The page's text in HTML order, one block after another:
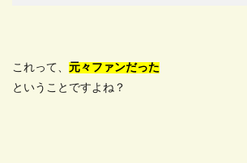
これって、 元々ファンだった
ということですよね？